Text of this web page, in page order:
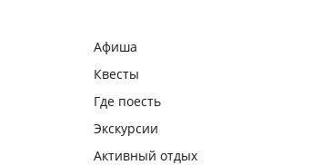
Афиша
Квесты
Где поесть
Экскурсии
Активный отдых